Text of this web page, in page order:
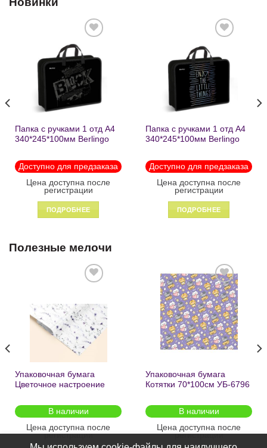
Добавить
в список
желаний
Папка с ручками 1 отд А4
340*245*100мм Berlingo
молнии1246
Доступно для предзаказа
Цена доступна после
регистрации
ПОДРОБНЕЕ
Добавить
в список
желаний
Папка с ручками 1 отд А4
340*245*100мм Berlingo
пластик на молнии 1215
Доступно для предзаказа
Цена доступна после
регистрации
ПОДРОБНЕЕ
Полезные мелочи
желаний
Упаковочная бумага
Цветочное настроение
2шт/
В наличии
Цена доступна после
регистрации
Добавить
в список
желаний
Упаковочная бумага
Котятки 70*100см УБ-6796
В наличии
Цена доступна после
регистрации